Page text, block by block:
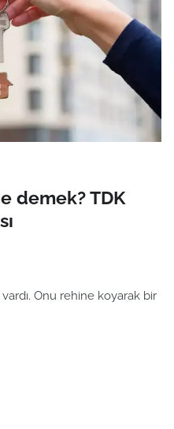
demek? TDK
Onu rehine koyarak bir